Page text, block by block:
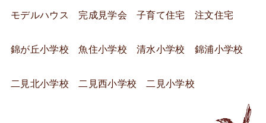
モデルハウス 完成見学会 子育て住宅 注文住宅
錦が丘小学校 魚住小学校 清水小学校 錦浦小学校
二見北小学校 二見西小学校 二見小学校